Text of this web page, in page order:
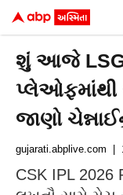
શું આજે LSG
પ્લેઓફમાંથી
જાણો
gujarati.abplive.com |
CSK IPL